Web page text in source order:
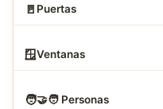
🚪 Puertas
🪟Ventanas
🧑‍🤝‍🧑 Personas